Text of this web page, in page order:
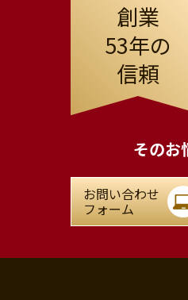
創業
53年の
信頼
そのお
お問い合わせ
フォーム